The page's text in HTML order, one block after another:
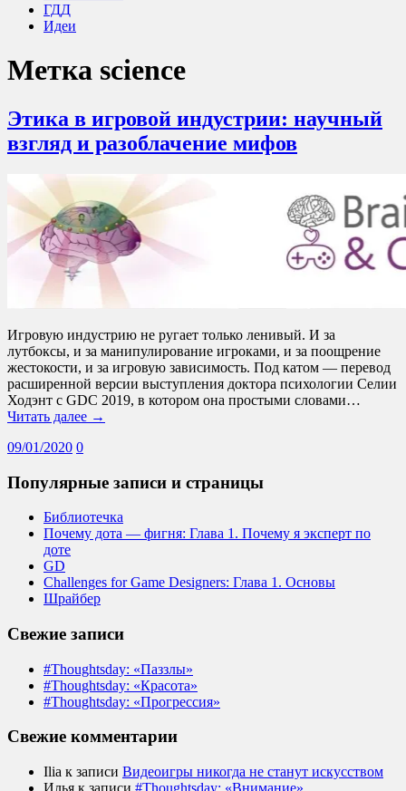
ГДД
Идеи
Метка science
Этика в игровой индустрии: научный
взгляд и разоблачение мифов
Игровую индустрию не ругает только ленивый. И за
лутбоксы, и за манипулирование игроками, и за поощрение
жестокости, и за игровую зависимость. Под катом — перевод
расширенной версии выступления доктора психологии Селии
Ходэнт с GDC 2019, в котором она простыми словами…
Читать далее →
09/01/2020 0
Популярные записи и страницы
Библиотечка
Почему дота — фигня: Глава 1. Почему я эксперт по
доте
GD
Challenges for Game Designers: Глава 1. Основы
Шрайбер
Свежие записи
#Thoughtsday: «Паззлы»
#Thoughtsday: «Красота»
#Thoughtsday: «Прогрессия»
Свежие комментарии
Ilia к записи Видеоигры никогда не станут искусством
Илья к записи #Thoughtsday: «Внимание»